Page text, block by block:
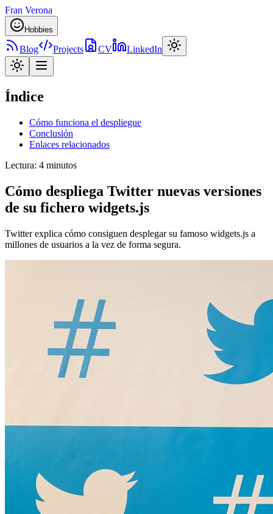
Fran Verona
Hobbies
Blog Projects CV LinkedIn
Índice
Cómo funciona el despliegue
Conclusión
Enlaces relacionados
Lectura: 4 minutos
Cómo despliega Twitter nuevas versiones
de su fichero widgets.js
Twitter explica cómo consiguen desplegar su famoso widgets.js a
millones de usuarios a la vez de forma segura.